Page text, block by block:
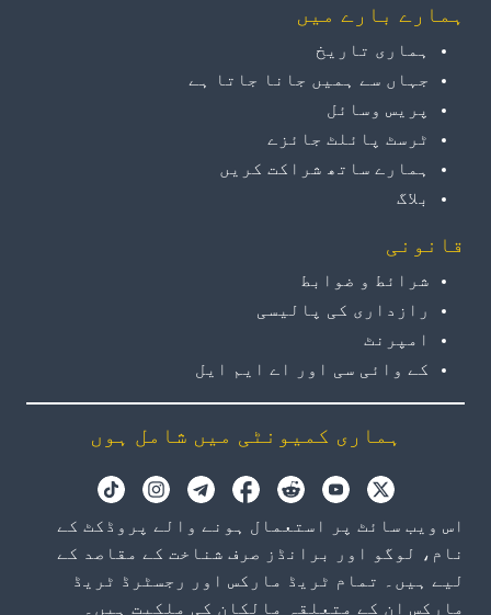
ہمارے بارے میں
ہماری تاریخ
جہاں سے ہمیں جانا جاتا ہے
پریس وسائل
ٹرسٹ پائلٹ جائزے
ہمارے ساتھ شراکت کریں
بلاگ
قانونی
شرائط و ضوابط
رازداری کی پالیسی
امپرنٹ
کے وائی سی اور اے ایم ایل
ہماری کمیونٹی میں شامل ہوں
اس ویب سائٹ پر استعمال ہونے والے پروڈکٹ کے
نام، لوگو اور برانڈز صرف شناخت کے مقاصد کے
لیے ہیں۔ تمام ٹریڈ مارکس اور رجسٹرڈ ٹریڈ
مارکس ان کے متعلقہ مالکان کی ملکیت ہیں۔